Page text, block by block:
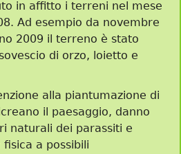
in affitto i terreni nel mese
Ad esempio da novembre
2009 il terreno è stato
di orzo, loietto e
alla piantumazione di
il paesaggio, danno
naturali dei parassiti e
a possibili